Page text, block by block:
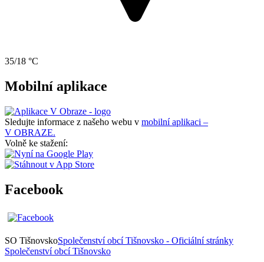
35/18 °C
Mobilní aplikace
Sledujte informace z našeho webu v mobilní aplikaci –
V OBRAZE.
Volně ke stažení:
Facebook
SO TišnovskoSpolečenství obcí Tišnovsko - Oficiální stránky
Společenství obcí Tišnovsko